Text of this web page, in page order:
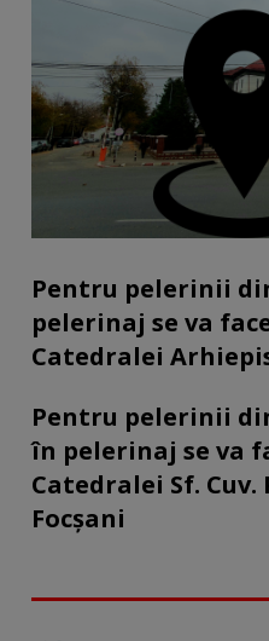
Pentru pelerinii
pelerinaj se va
Catedralei
Pentru pelerinii
în pelerinaj se va
Catedralei Sf. Cuv.
Focșani